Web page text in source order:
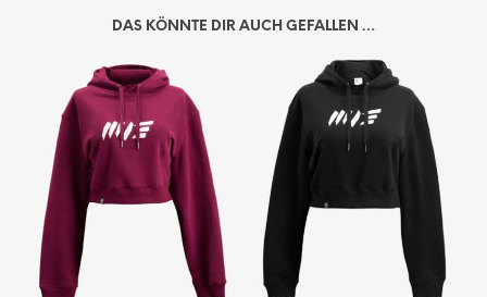
DAS KÖNNTE DIR AUCH GEFALLEN …